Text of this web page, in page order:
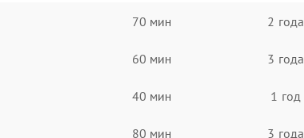
70 мин 2 года
60 мин 3 года
40 мин 1 год
80 мин 3 года